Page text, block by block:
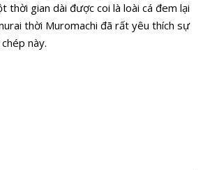
thời gian dài được coi là loài cá đem lại
thời Muromachi đã rất yêu thích sự
này.